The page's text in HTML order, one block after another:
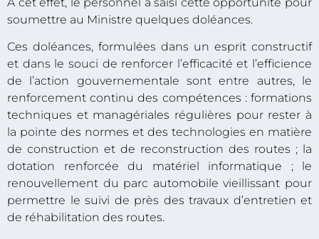
soumettre au Ministre quelques doléances.
Ces doléances, formulées dans un esprit constructif
et dans le souci de renforcer l’efficacité et l’efficience
de l’action gouvernementale sont entre autres, le
renforcement continu des compétences : formations
techniques et managériales régulières pour rester à
la pointe des normes et des technologies en matière
de construction et de reconstruction des routes ; la
dotation renforcée du matériel informatique ; le
renouvellement du parc automobile vieillissant pour
permettre le suivi de près des travaux d’entretien et
de réhabilitation des routes.